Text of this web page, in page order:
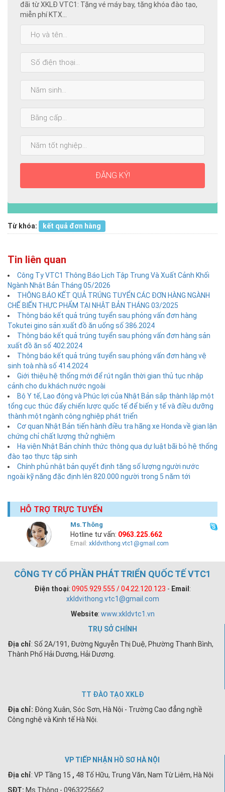
đãi từ XKLĐ VTC1: Tặng vé máy bay, tặng khóa đào tạo,
miễn phí KTX...
sinh:
cấp
nhất:
ĐĂNG KÝ!
Từ khóa: kết quả đơn hàng
Tin liên quan
Công Ty VTC1 Thông Báo Lịch Tập Trung Và Xuất Cảnh Khối
Ngành Nhật Bản Tháng 05/2026
THÔNG BÁO KẾT QUẢ TRÚNG TUYỂN CÁC ĐƠN HÀNG NGÀNH
CHẾ BIẾN THỰC PHẨM TẠI NHẬT BẢN THÁNG 03/2025
Thông báo kết quả trúng tuyển sau phỏng vấn đơn hàng
Tokutei gino sản xuất đồ ăn uống số 386.2024
Thông báo kết quả trúng tuyển sau phỏng vấn đơn hàng sản
xuất đồ ăn số 402.2024
Thông báo kết quả trúng tuyển sau phỏng vấn đơn hàng vệ
sinh toà nhà số 414.2024
Giới thiệu hệ thống mới để rút ngắn thời gian thủ tục nhập
cảnh cho du khách nước ngoài
Bộ Y tế, Lao động và Phúc lợi của Nhật Bản sắp thành lập một
tổng cục thúc đẩy chiến lược quốc tế để biến y tế và điều dưỡng
thành một ngành công nghiệp phát triển
Cơ quan Nhật Bản tiến hành điều tra hãng xe Honda về gian lận
chứng chỉ chất lượng thử nghiệm
Hạ viện Nhật Bản chính thức thông qua dự luật bãi bỏ hệ thống
đào tạo thực tập sinh
Chính phủ nhật bản quyết định tăng số lượng người nước
ngoài kỹ năng đặc định lên 820.000 người trong 5 năm tới
HỖ TRỢ TRỰC TUYẾN
Ms.Thông
Hotline tư vấn: 0963.225.662
Email:xkldvithong.vtc1@gmail.com
CÔNG TY CỔ PHẦN PHÁT TRIỂN QUỐC TẾ VTC1
Điện thoại: 0905.929.555 / 04.22.120.123 - Email :
xkldvithong.vtc1@gmail.com
Website: www.xkldvtc1.vn
TRỤ SỞ CHÍNH
Địa chỉ: Số 2A/191, Đường Nguyễn Thị Duệ, Phường Thanh Bình,
Thành Phố Hải Dương, Hải Dương.
TT ĐÀO TẠO XKLĐ
Địa chỉ: Đông Xuân, Sóc Sơn, Hà Nội - Trường Cao đẳng nghề
Công nghệ và Kinh tế Hà Nội.
VP TIẾP NHẬN HỒ SƠ HÀ NỘI
Địa chỉ: VP Tầng 15 , 48 Tố Hữu, Trung Văn, Nam Từ Liêm, Hà Nội
SĐT: Ms Thông - 0963225662